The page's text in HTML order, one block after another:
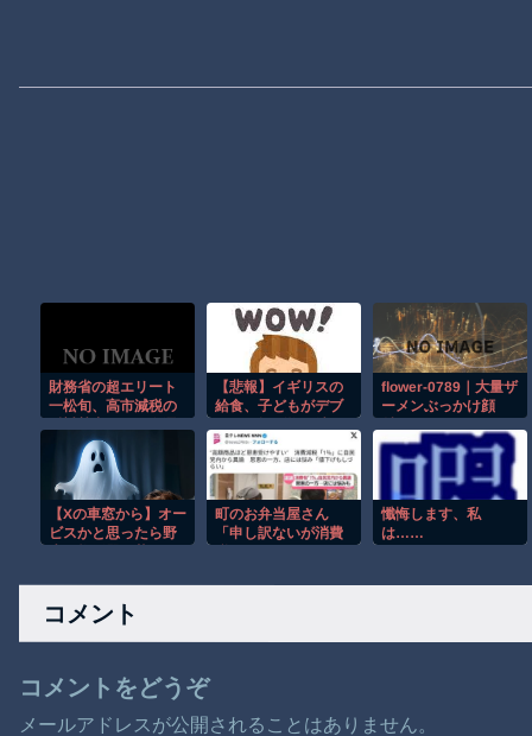
財務省の超エリート
一松旬、高市減税の
【悲報】イギリスの
給食、子どもがデブ
てしまうｗｗｗｗｗ
flower-0789｜大量ザ
ーメンぶっかけ顔
っかけ
【Xの車窓から】オー
ビスかと思ったら野
町のお弁当屋さん
「申し訳ないが消費
るわ」 「うち
懺悔します、私
は……
コメント
コメントをどうぞ
メールアドレスが公開されることはありません。